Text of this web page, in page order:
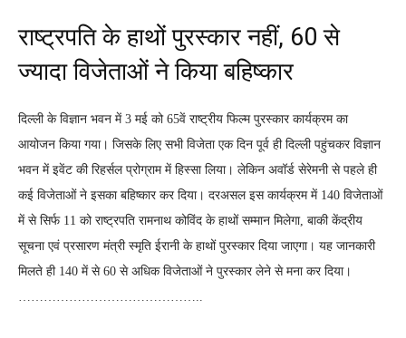
राष्ट्रपति के हाथों पुरस्कार नहीं, 60 से
ज्यादा विजेताओं ने किया बहिष्कार
दिल्ली के विज्ञान भवन में 3 मई को 65वें राष्ट्रीय फिल्म पुरस्कार कार्यक्रम का
आयोजन किया गया। जिसके लिए सभी विजेता एक दिन पूर्व ही दिल्ली पहुंचकर विज्ञान
भवन में इवेंट की रिहर्सल प्रोग्राम में हिस्सा लिया। लेकिन अवॉर्ड सेरेमनी से पहले ही
कई विजेताओं ने इसका बहिष्कार कर दिया। दरअसल इस कार्यक्रम में 140 विजेताओं
में से सिर्फ 11 को राष्ट्रपति रामनाथ कोविंद के हाथों सम्मान मिलेगा, बाकी केंद्रीय
सूचना एवं प्रसारण मंत्री स्मृति ईरानी के हाथों पुरस्कार दिया जाएगा। यह जानकारी
मिलते ही 140 में से 60 से अधिक विजेताओं ने पुरस्कार लेने से मना कर दिया।
……………………………………..